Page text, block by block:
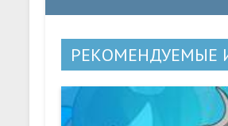
РЕКОМЕНДУЕМЫЕ